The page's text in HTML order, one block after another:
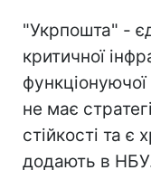
"Укрпошта" -
критичної
не має
стійкості та є
додають в